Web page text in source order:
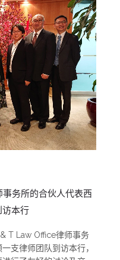
务所的合伙人代表西
本行
T Law Office律师事务
支律师团队到访本行，